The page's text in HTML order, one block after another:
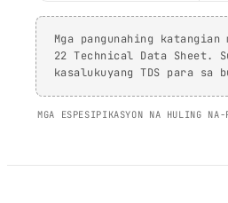
AFT 1200GF
Acrylic Foam Tape
AFT 2064WF
Mga composite at
fibreglass
Mga pangunahing
22 Technical Data Sheet.
kasalukuyang TDS para sa
MGA ESPESIPIKASYON NA HULING NA-